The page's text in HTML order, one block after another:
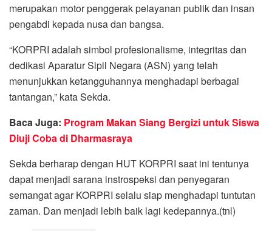
merupakan motor penggerak pelayanan publik dan insan
pengabdi kepada nusa dan bangsa.
“KORPRI adalah simbol profesionalisme, integritas dan
dedikasi Aparatur Sipil Negara (ASN) yang telah
menunjukkan ketangguhannya menghadapi berbagai
tantangan,” kata Sekda.
Baca Juga: Program Makan Siang Bergizi untuk Siswa
Diuji Coba di Dharmasraya
Sekda berharap dengan HUT KORPRI saat ini tentunya
dapat menjadi sarana instrospeksi dan penyegaran
semangat agar KORPRI selalu siap menghadapi tuntutan
zaman. Dan menjadi lebih baik lagi kedepannya.(tnl)